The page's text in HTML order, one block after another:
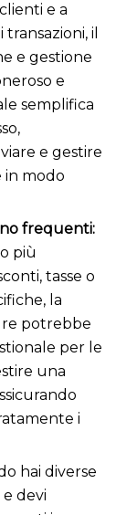
e a
il
e gestione
e
semplifica
e gestire
modo
frequenti:
più
tasse o
la
potrebbe
per le
una
i
hai diverse
devi